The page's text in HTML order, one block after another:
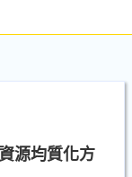
源均質化方